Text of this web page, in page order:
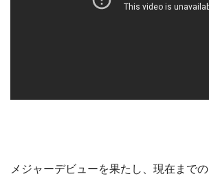
メジャーデビューを果たし、現在までの